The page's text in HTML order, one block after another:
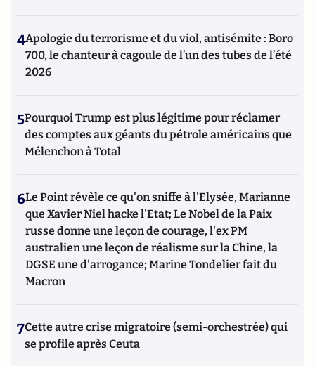
4Apologie du terrorisme et du viol, antisémite : Boro
700, le chanteur à cagoule de l’un des tubes de l’été
2026
5Pourquoi Trump est plus légitime pour réclamer
des comptes aux géants du pétrole américains que
Mélenchon à Total
6Le Point révèle ce qu'on sniffe à l'Elysée, Marianne
que Xavier Niel hacke l'Etat; Le Nobel de la Paix
russe donne une leçon de courage, l'ex PM
australien une leçon de réalisme sur la Chine, la
DGSE une d'arrogance; Marine Tondelier fait du
Macron
7Cette autre crise migratoire (semi-orchestrée) qui
se profile après Ceuta